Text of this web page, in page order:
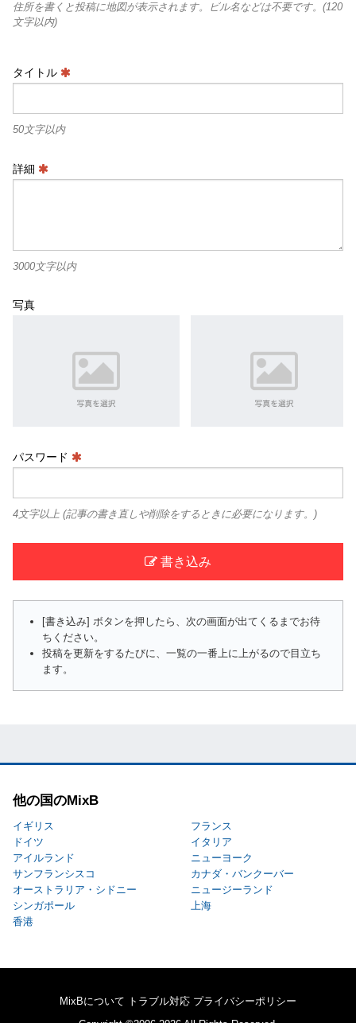
住所を書くと投稿に地図が表示されます。ビル名などは不要です。(120
文字以内)
タイトル
50文字以内
詳細
3000文字以内
写真
パスワード
4文字以上 (記事の書き直しや削除をするときに必要になります。)
書き込み
[書き込み] ボタンを押したら、次の画面が出てくるまでお待
ちください。
投稿を更新をするたびに、一覧の一番上に上がるので目立ち
ます。
他の国のMixB
イギリス
フランス
ドイツ
イタリア
アイルランド
ニューヨーク
サンフランシスコ
カナダ・バンクーバー
オーストラリア・シドニー
ニュージーランド
シンガポール
上海
香港
MixBについて トラブル対応 プライバシーポリシー